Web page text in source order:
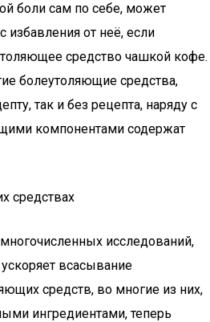
боли сам по себе, может
избавления от неё, если
средство чашкой кофе.
болеутоляющие средства,
так и без рецепта, наряду с
компонентами содержат
средствах
исследований,
всасывание
средств, во многие из них,
ингредиентами, теперь